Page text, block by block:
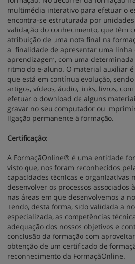
multimédia interativo para efetuar o
encontra-se estruturada por
validação do conhecimento, que têm
atribuição de uma nota final na
a finalidade de apresentar uma linha
aprendizagem, com uma
ritmo do e-aluno. O material auxiliar
que está em contínua evolução,
artigos, vídeos, áudio, links, livros,
efetuar o download de alguns
gravar no seu computador ou
ligação permanente à formação.
Certificação:
A FormaçãOnline® é uma entidade
visto que, nos foram reconhecidos
capacidades técnicas e organizativas
desenvolver os processos associados
nas áreas em que desenvolvemos a
Tendo, desta forma, sido validada a
especializada, as competências
adequação dos nossos objetivos e
conclusão da formação com
obtenção de um certificado de
reconhecimento da FormaçãOnline.